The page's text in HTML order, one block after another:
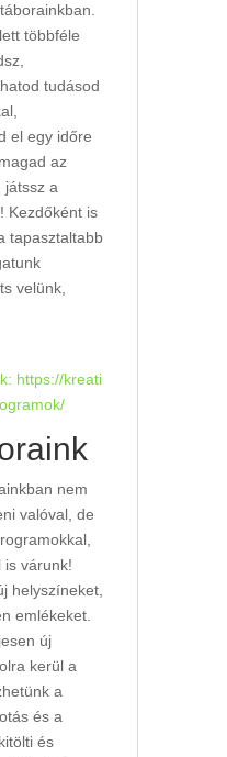
többféle
tudásod
el egy időre
az
játssz a
Kezdőként is
tapasztaltabb
velünk,
https://kreati
nem
valóval, de
is várunk!
helyszíneket,
emlékeket.
új
kerül a
a
és a
és